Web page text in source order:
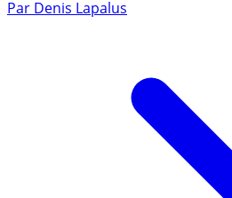
Par Denis Lapalus